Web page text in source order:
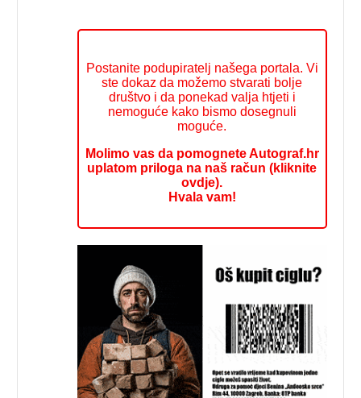
Postanite podupiratelj našega portala. Vi
ste dokaz da možemo stvarati bolje
društvo i da ponekad valja htjeti i
nemoguće kako bismo dosegnuli
moguće.
Molimo vas da pomognete Autograf.hr
uplatom priloga na naš račun (kliknite
ovdje).
Hvala vam!